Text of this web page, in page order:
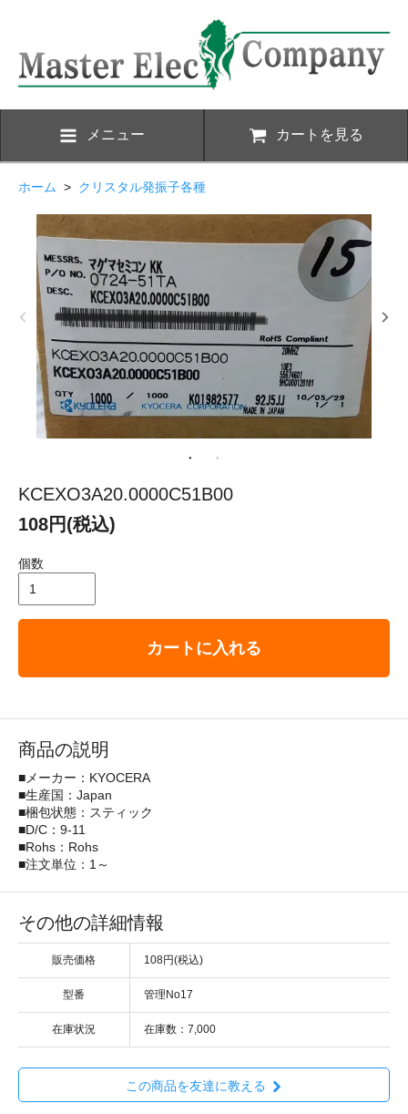
メニュー カートを見る
ホーム > クリスタル発振子各種
KCEXO3A20.0000C51B00
108円(税込)
個数
カートに入れる
商品の説明
■メーカー：KYOCERA
■生産国：Japan
■梱包状態：スティック
■D/C：9-11
■Rohs：Rohs
■注文単位：1～
その他の詳細情報
販売価格 108円(税込)
型番 管理No17
在庫状況 在庫数：7,000
この商品を友達に教える